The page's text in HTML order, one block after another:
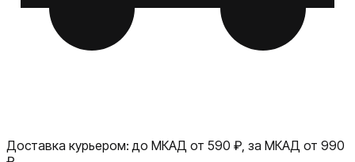
Доставка курьером: до МКАД от 590 ₽, за МКАД от 990